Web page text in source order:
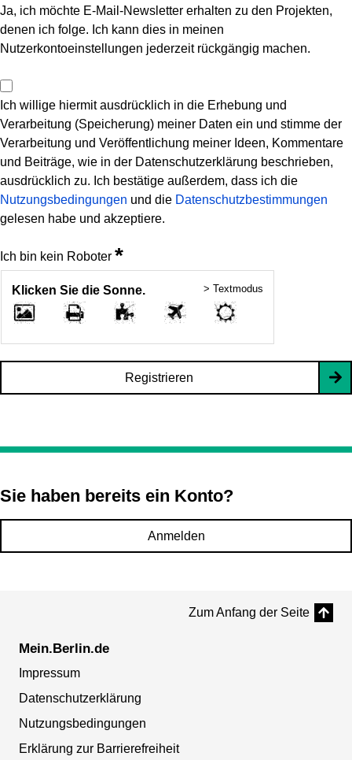
Ja, ich möchte E-Mail-Newsletter erhalten zu den Projekten,
denen ich folge. Ich kann dies in meinen
Nutzerkontoeinstellungen jederzeit rückgängig machen.
Ich willige hiermit ausdrücklich in die Erhebung und
Verarbeitung (Speicherung) meiner Daten ein und stimme der
Verarbeitung und Veröffentlichung meiner Ideen, Kommentare
und Beiträge, wie in der Datenschutzerklärung beschrieben,
ausdrücklich zu. Ich bestätige außerdem, dass ich die
Nutzungsbedingungen und die Datenschutzbestimmungen
gelesen habe und akzeptiere.
Ich bin kein Roboter *
Klicken Sie die Sonne. > Textmodus
Registrieren
Sie haben bereits ein Konto?
Anmelden
Zum Anfang der Seite
Mein.Berlin.de
Impressum
Datenschutzerklärung
Nutzungsbedingungen
Erklärung zur Barrierefreiheit